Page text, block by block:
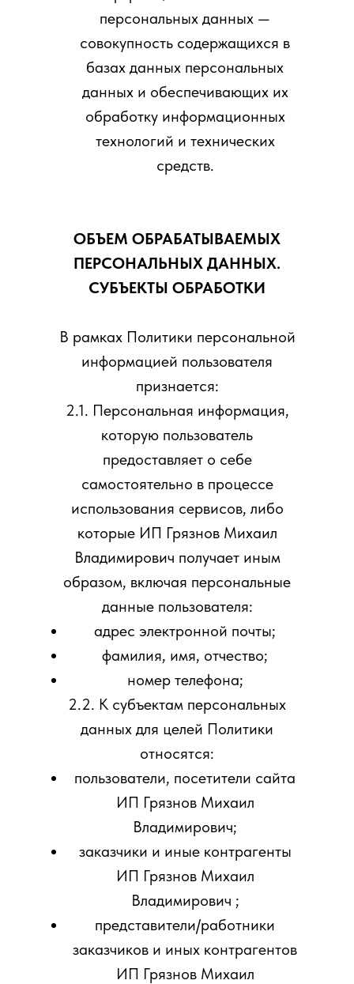
персональных данных —
совокупность содержащихся в
базах данных персональных
данных и обеспечивающих их
обработку информационных
технологий и технических
средств.
ОБЪЕМ ОБРАБАТЫВАЕМЫХ
ПЕРСОНАЛЬНЫХ ДАННЫХ.
СУБЪЕКТЫ ОБРАБОТКИ
В рамках Политики персональной
информацией пользователя
признается:
2.1. Персональная информация,
которую пользователь
предоставляет о себе
самостоятельно в процессе
использования сервисов, либо
которые ИП Грязнов Михаил
Владимирович получает иным
образом, включая персональные
данные пользователя:
адрес электронной почты;
фамилия, имя, отчество;
номер телефона;
2.2. К субъектам персональных
данных для целей Политики
относятся:
пользователи, посетители сайта
ИП Грязнов Михаил
Владимирович;
заказчики и иные контрагенты
ИП Грязнов Михаил
Владимирович ;
представители/работники
заказчиков и иных контрагентов
ИП Грязнов Михаил